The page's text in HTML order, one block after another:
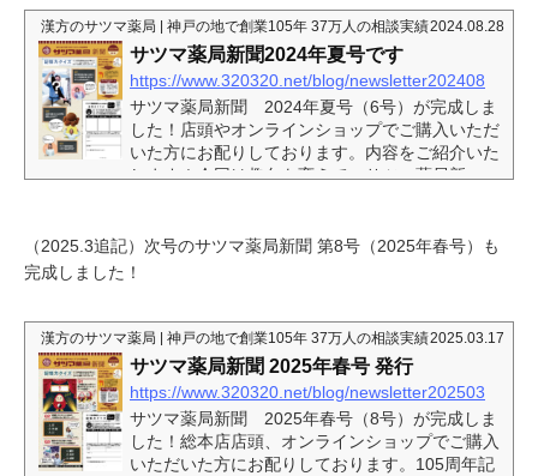
漢方のサツマ薬局 | 神戸の地で創業105年 37万人の相談実績2024.08.28
サツマ薬局新聞2024年夏号です
https://www.320320.net/blog/newsletter202408
サツマ薬局新聞 2024年夏号（6号）が完成しま
した！店頭やオンラインショップでご購入いただ
いた方にお配りしております。内容をご紹介いた
します！今回は趣向を変えて、サツマ薬局新
（？）となった最近の社長コーナー最近の釣り事
情も絶好調です。釣ったタコは刺身やタコ飯で堪
よ。 「牛黄（ごおう）」ってご存じですか？古来
より珍重...
（2025.3追記）次号のサツマ薬局新聞 第8号（2025年春号）も
完成しました！
漢方のサツマ薬局 | 神戸の地で創業105年 37万人の相談実績2025.03.17
サツマ薬局新聞 2025年春号 発行
https://www.320320.net/blog/newsletter202503
サツマ薬局新聞 2025年春号（8号）が完成しま
した！総本店店頭、オンラインショップでご購入
いただいた方にお配りしております。105周年記